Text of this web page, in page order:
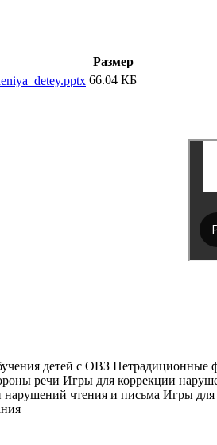
Размер
66.04 КБ
детей с ОВЗ
речи Игры для коррекции
нарушений чтения и письма Игры